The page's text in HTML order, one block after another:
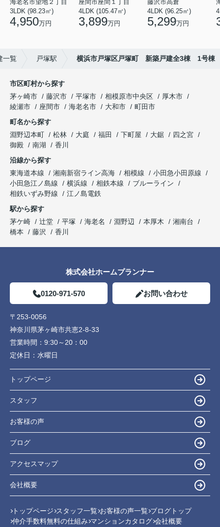
海老名市望地２丁目
3LDK (98.23㎡)
4,950万円
座間市座間１丁目
4LDK (105.47㎡)
3,899万円
藤沢市高倉
4LDK (96.25㎡)
5,299万円
一覧 戸塚駅 横浜市戸塚区戸塚町 新築戸建全3棟 1号棟
市区町村から探す
茅ヶ崎市
藤沢市 平塚市 相模原市中央区
厚木市
綾瀬市
座間市 海老名市 大和市
町田市
町名から探す
淵野辺本町
松林 大庭 福田 下町屋 大鋸
四之宮
御殿
南湖
香川
沿線から探す
東海道本線
湘南新宿ライン高海 相模線
小田急小田原線
小田急江ノ島線
横浜線 相鉄本線
ブルーライン
相鉄いずみ野線
江ノ島電鉄
駅から探す
茅ケ崎
辻堂 平塚 海老名 淵野辺 本厚木
湘南台
橋本
藤沢 香川
株式会社ホームプランナー
0120-971-570 お問い合わせ
〒253-0056
神奈川県茅ヶ崎市共恵2-8-33
営業時間： 9:30～20：00
定休日： 水曜日
トップページ
スタッフ
お客様の声
ブログ
アクセスマップ
会社概要
トップページ スタッフ一覧 お客様の声一覧 ブログトップ
仲介手数料無料の仕組み マンションカタログ 会社概要